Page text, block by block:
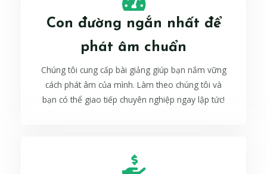
Con đường ngắn nhất để
phát âm chuẩn
Chúng tôi cung cấp bài giảng giúp bạn nắm vững
cách phát âm của mình. Làm theo chúng tôi và
bạn có thể giao tiếp chuyên nghiệp ngay lập tức!